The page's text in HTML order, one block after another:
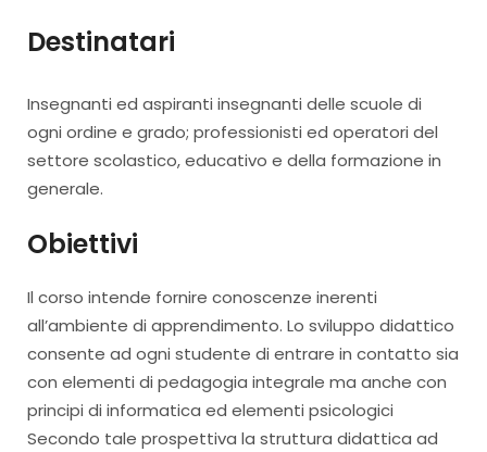
Destinatari
Insegnanti ed aspiranti insegnanti delle scuole di
ogni ordine e grado; professionisti ed operatori del
settore scolastico, educativo e della formazione in
generale.
Obiettivi
Il corso intende fornire conoscenze inerenti
all’ambiente di apprendimento. Lo sviluppo didattico
consente ad ogni studente di entrare in contatto sia
con elementi di pedagogia integrale ma anche con
principi di informatica ed elementi psicologici
Secondo tale prospettiva la struttura didattica ad